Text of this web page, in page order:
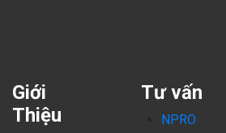
Giới
Thiệu
Tư vấn
NPRO